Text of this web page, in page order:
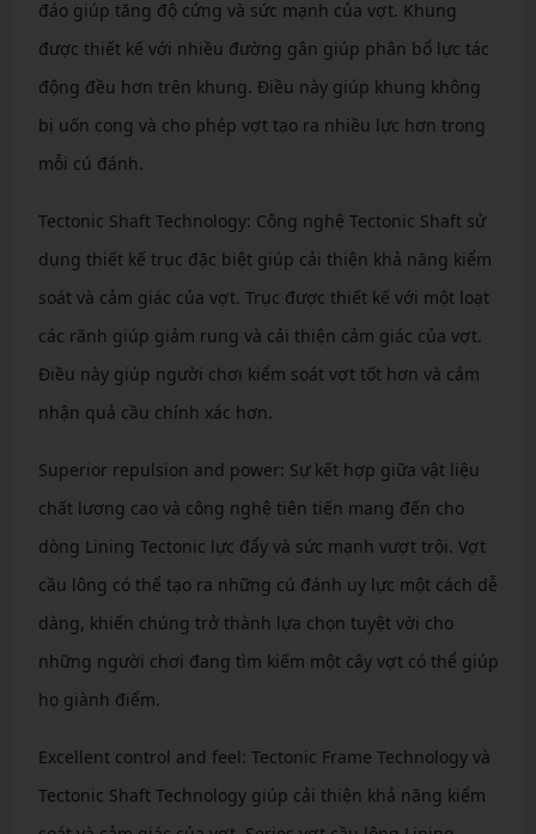
đáo giúp tăng độ cứng và sức mạnh của vợt. Khung
được thiết kế với nhiều đường gân giúp phân bổ lực tác
động đều hơn trên khung. Điều này giúp khung không
bị uốn cong và cho phép vợt tạo ra nhiều lực hơn trong
mỗi cú đánh.
Tectonic Shaft Technology: Công nghệ Tectonic Shaft sử
dụng thiết kế trục đặc biệt giúp cải thiện khả năng kiểm
soát và cảm giác của vợt. Trục được thiết kế với một loạt
các rãnh giúp giảm rung và cải thiện cảm giác của vợt.
Điều này giúp người chơi kiểm soát vợt tốt hơn và cảm
nhận quả cầu chính xác hơn.
Superior repulsion and power: Sự kết hợp giữa vật liệu
chất lượng cao và công nghệ tiên tiến mang đến cho
dòng Lining Tectonic lực đẩy và sức mạnh vượt trội. Vợt
cầu lông có thể tạo ra những cú đánh uy lực một cách dễ
dàng, khiến chúng trở thành lựa chọn tuyệt vời cho
những người chơi đang tìm kiếm một cây vợt có thể giúp
họ giành điểm.
Excellent control and feel: Tectonic Frame Technology và
Tectonic Shaft Technology giúp cải thiện khả năng kiểm